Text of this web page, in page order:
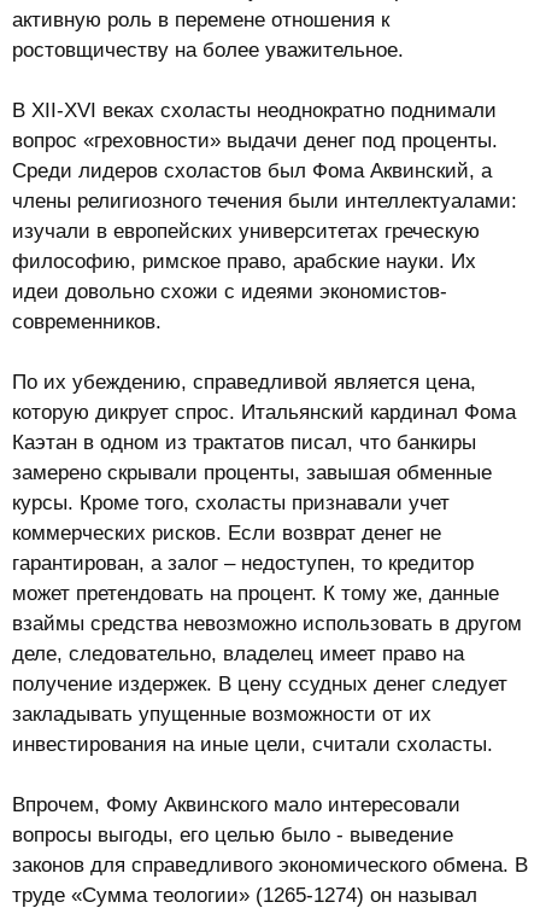
активную роль в перемене отношения к
ростовщичеству на более уважительное.
В XII-XVI веках схоласты неоднократно поднимали
вопрос «греховности» выдачи денег под проценты.
Среди лидеров схоластов был Фома Аквинский, а
члены религиозного течения были интеллектуалами:
изучали в европейских университетах греческую
философию, римское право, арабские науки. Их
идеи довольно схожи с идеями экономистов-
современников.
По их убеждению, справедливой является цена,
которую дикрует спрос. Итальянский кардинал Фома
Каэтан в одном из трактатов писал, что банкиры
замерено скрывали проценты, завышая обменные
курсы. Кроме того, схоласты признавали учет
коммерческих рисков. Если возврат денег не
гарантирован, а залог – недоступен, то кредитор
может претендовать на процент. К тому же, данные
взаймы средства невозможно использовать в другом
деле, следовательно, владелец имеет право на
получение издержек. В цену ссудных денег следует
закладывать упущенные возможности от их
инвестирования на иные цели, считали схоласты.
Впрочем, Фому Аквинского мало интересовали
вопросы выгоды, его целью было - выведение
законов для справедливого экономического обмена. В
труде «Сумма теологии» (1265-1274) он называл